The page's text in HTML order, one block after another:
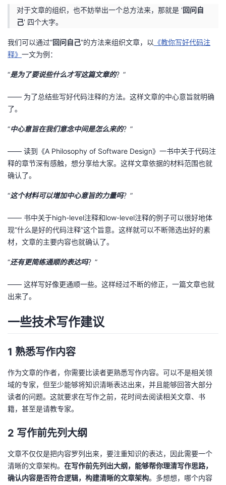
对于文章的组织，也不妨举出一个总方法来，那就是 ‘回问自
己’ 四个大字。
我们可以通过“回问自己”的方法来组织文章，以 《教你写好代码注
释》 一文为例：
“是为了要说些什么才写这篇文章的？”
—— 为了总结些写好代码注释的方法。这样文章的中心意旨就明确
了。
“中心意旨在我们意念中间是怎么来的？”
—— 读到《A Philosophy of Software Design》一书中关于代码注
释的章节深有感触，想分享给大家。这样文章依据的材料范围也就
确认了。
“这个材料可以增加中心意旨的力量吗？”
—— 书中关于high-level注释和low-level注释的例子可以很好地体
现“什么是好的代码注释”这个旨意。这样就可以不断筛选出好的素
材，文章的主要内容也就确认了。
“还有更简练通顺的表达吗？”
—— 这样写好像更通顺一些。这样经过不断的修正，一篇文章也就
出来了。
一些技术写作建议
1 熟悉写作内容
作为文章的作者，你需要比读者更熟悉写作内容。可以不是相关领
域的专家，但至少能够将知识清晰表达出来，并且能够回答大部分
读者的问题。这就要求在写作之前，花时间去阅读相关文章、书
籍，甚至是请教专家。
2 写作前先列大纲
文章不仅仅是把内容罗列出来，要注重知识的表达，因此需要一个
清晰的文章架构。 在写作前先列出大纲，能够帮你理清写作思路，
确认内容是否符合逻辑，构建清晰的文章架构。多想想，哪个内容